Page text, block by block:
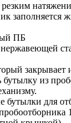
заполняется
ПБ
закрывает
бутылку из
бутылки для